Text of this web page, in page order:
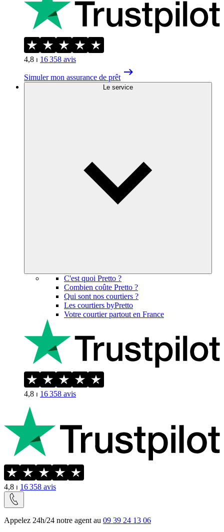
4,8 ⏐ 16 358 avis
Simuler mon assurance de prêt
Le service
C'est quoi Pretto ?
Combien coûte Pretto ?
Qui sont nos courtiers ?
Les courtiers byPretto
Votre courtier partout en France
4,8 ⏐ 16 358 avis
4,8 ⏐ 16 358 avis
Appelez 24h/24 notre agent au 09 39 24 13 06